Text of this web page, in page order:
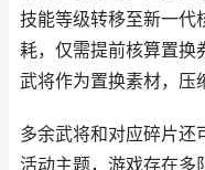
技能等级转移至新一代
耗，仅需提前核算置换
武将作为置换素材，压
多余武将和对应碎片还
活动主题，游戏存在多